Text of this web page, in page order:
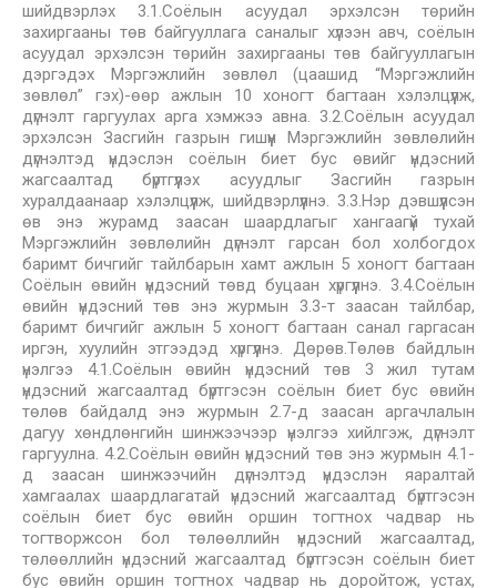
шийдвэрлэх 3.1.Соёлын асуудал эрхэлсэн төрийн
захиргааны төв байгууллага саналыг хүлээн авч, соёлын
асуудал эрхэлсэн төрийн захиргааны төв байгууллагын
дэргэдэх Мэргэжлийн зөвлөл (цаашид “Мэргэжлийн
зөвлөл” гэх)-өөр ажлын 10 хоногт багтаан хэлэлцүүлж,
дүгнэлт гаргуулах арга хэмжээ авна. 3.2.Соёлын асуудал
эрхэлсэн Засгийн газрын гишүүн Мэргэжлийн зөвлөлийн
дүгнэлтэд үндэслэн соёлын биет бус өвийг үндэсний
жагсаалтад бүртгүүлэх асуудлыг Засгийн газрын
хуралдаанаар хэлэлцүүлж, шийдвэрлүүлнэ. 3.3.Нэр дэвшүүлсэн
өв энэ журамд заасан шаардлагыг хангаагүй тухай
Мэргэжлийн зөвлөлийн дүгнэлт гарсан бол холбогдох
баримт бичгийг тайлбарын хамт ажлын 5 хоногт багтаан
Соёлын өвийн үндэсний төвд буцаан хүргүүлнэ. 3.4.Соёлын
өвийн үндэсний төв энэ журмын 3.3-т заасан тайлбар,
баримт бичгийг ажлын 5 хоногт багтаан санал гаргасан
иргэн, хуулийн этгээдэд хүргүүлнэ. Дөрөв.Төлөв байдлын
үнэлгээ 4.1.Соёлын өвийн үндэсний төв 3 жил тутам
үндэсний жагсаалтад бүртгэсэн соёлын биет бус өвийн
төлөв байдалд энэ журмын 2.7-д заасан аргачлалын
дагуу хөндлөнгийн шинжээчээр үнэлгээ хийлгэж, дүгнэлт
гаргуулна. 4.2.Соёлын өвийн үндэсний төв энэ журмын 4.1-
д заасан шинжээчийн дүгнэлтэд үндэслэн яаралтай
хамгаалах шаардлагатай үндэсний жагсаалтад бүртгэсэн
соёлын биет бус өвийн оршин тогтнох чадвар нь
тогтворжсон бол төлөөллийн үндэсний жагсаалтад,
төлөөллийн үндэсний жагсаалтад бүртгэсэн соёлын биет
бус өвийн оршин тогтнох чадвар нь доройтож, устах,